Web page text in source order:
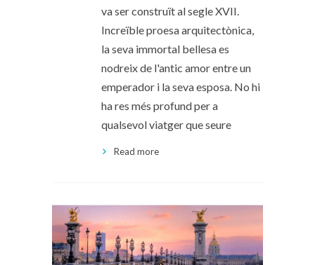
va ser construït al segle XVII.
Increïble proesa arquitectònica,
la seva immortal bellesa es
nodreix de l'antic amor entre un
emperador i la seva esposa. No hi
ha res més profund per a
qualsevol viatger que seure
Read more